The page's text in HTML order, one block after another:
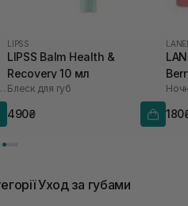
U и волюфилином
LIPSS
LIPSS Balm Health &
Recovery 10 мл
Блеск для губ
490₴
Уход за губами